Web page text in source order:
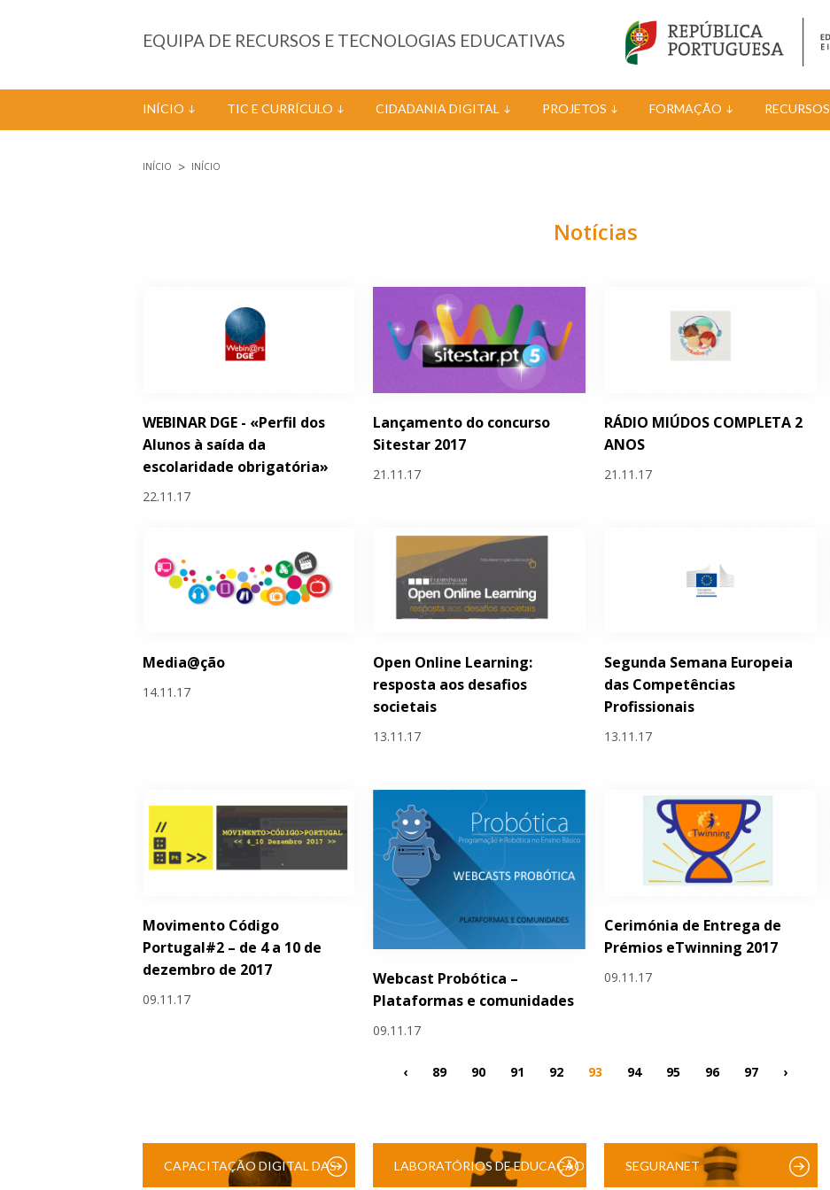
EQUIPA DE RECURSOS E TECNOLOGIAS EDUCATIVAS
INÍCIO TIC E CURRÍCULO CIDADANIA DIGITAL PROJETOS FORMAÇÃO RECURSOS
INÍCIO INÍCIO
Notícias
WEBINAR DGE - «Perfil dos
Alunos à saída da
escolaridade obrigatória»
22.11.17
Lançamento do concurso
Sitestar 2017
21.11.17
RÁDIO MIÚDOS COMPLETA 2
ANOS
21.11.17
Media@ção
14.11.17
Open Online Learning:
resposta aos desafios
societais
13.11.17
Segunda Semana Europeia
das Competências
Profissionais
13.11.17
Movimento Código
Portugal#2 – de 4 a 10 de
dezembro de 2017
09.11.17
Webcast Probótica –
Plataformas e comunidades
09.11.17
Cerimónia de Entrega de
Prémios eTwinning 2017
09.11.17
Páginas
‹ 89 90 91 92 93 94 95 96 97 ›
CAPACITAÇÃO DIGITAL DAS LABORATÓRIOS DE EDUCAÇÃO SEGURANET